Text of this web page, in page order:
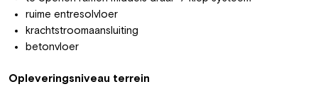
ruime entresolvloer
krachtstroomaansluiting
betonvloer
Opleveringsniveau terrein